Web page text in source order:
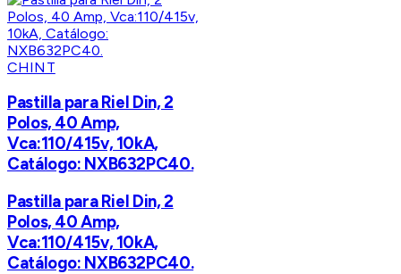
CHINT
Pastilla para Riel Din, 2
Polos, 40 Amp,
Vca:110/415v, 10kA,
Catálogo: NXB632PC40.
Pastilla para Riel Din, 2
Polos, 40 Amp,
Vca:110/415v, 10kA,
Catálogo: NXB632PC40.